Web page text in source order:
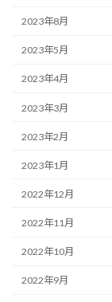
2023年8月
2023年5月
2023年4月
2023年3月
2023年2月
2023年1月
2022年12月
2022年11月
2022年10月
2022年9月